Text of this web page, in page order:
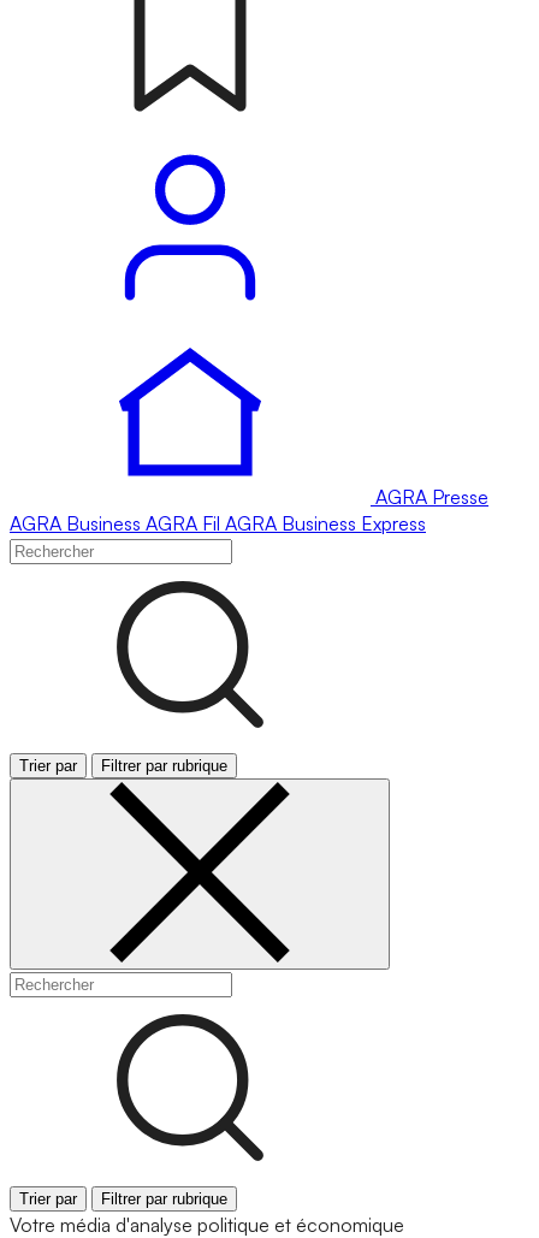
AGRA Presse
AGRA Business AGRA Fil AGRA Business Express
Trier par Filtrer par rubrique
Trier par Filtrer par rubrique
Votre média d'analyse politique et économique